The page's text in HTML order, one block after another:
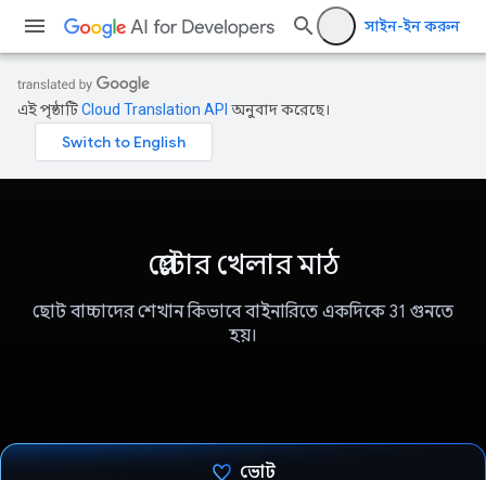
সাইন-ইন করুন
এই পৃষ্ঠাটিCloud Translation API অনুবাদ করেছে।
প্লেটোর খেলার মাঠ
ছোট বাচ্চাদের শেখান কিভাবে বাইনারিতে একদিকে 31 গুনতে
হয়।
ভোট